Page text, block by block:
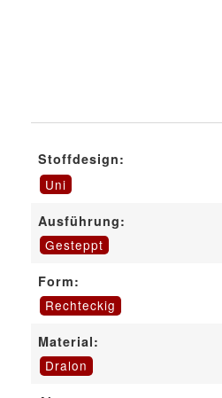
Stoffdesign:
Uni
Ausführung:
Gesteppt
Form:
Rechteckig
Material:
Dralon